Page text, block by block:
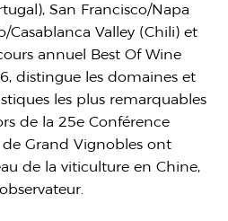
San Francisco/Napa
Casablanca Valley (Chili) et
annuel Best Of Wine
distingue les domaines et
les plus remarquables
de la 25e Conférence
de Grand Vignobles ont
de la viticulture en Chine,